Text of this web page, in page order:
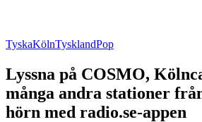
TyskaKölnTysklandPop
Lyssna på COSMO,
många andra stationer
hörn med radio.se-appen